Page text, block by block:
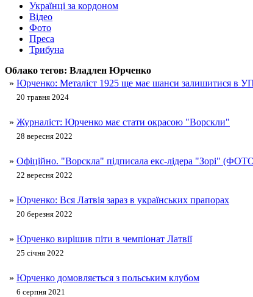
Українці за кордоном
Відео
Фото
Преса
Трибуна
Облако тегов: Владлен Юрченко
» Юрченко: Металіст 1925 ще має шанси залишитися в
20 травня 2024
» Журналіст: Юрченко має стати окрасою "Ворскли"
28 вересня 2022
» Офіційно. "Ворскла" підписала екс-лідера "Зорі"
22 вересня 2022
» Юрченко: Вся Латвія зараз в українських прапорах
20 березня 2022
» Юрченко вирішив піти в чемпіонат Латвії
25 січня 2022
» Юрченко домовляється з польським клубом
6 серпня 2021